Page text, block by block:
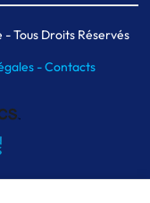
Tous Droits Réservés
-Contacts